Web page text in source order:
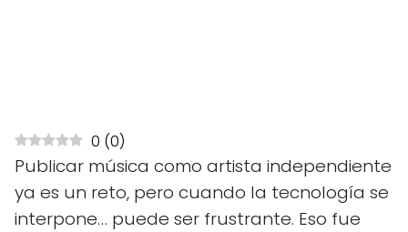
0 (0)
Publicar música como artista independiente
ya es un reto, pero cuando la tecnología se
interpone… puede ser frustrante. Eso fue